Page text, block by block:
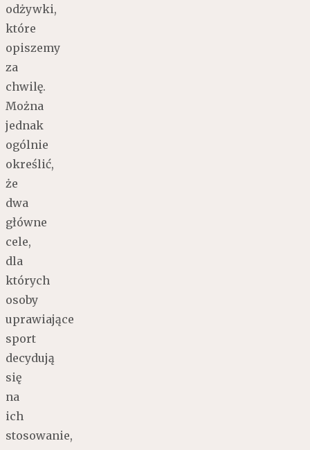
odżywki,
które
opiszemy
za
chwilę.
Można
jednak
ogólnie
określić,
że
dwa
główne
cele,
dla
których
osoby
uprawiające
sport
decydują
się
na
ich
stosowanie,